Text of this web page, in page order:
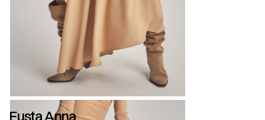
Fusta Anna